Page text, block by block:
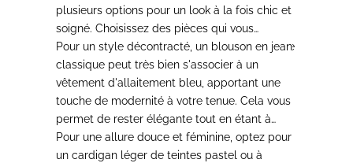
plusieurs options pour un look à la fois chic et
soigné. Choisissez des pièces qui vous
procurent confort et confiance tout au long de
la journée.
Pour un style décontracté, un blouson en jean
classique peut très bien s'associer à un
vêtement d'allaitement bleu, apportant une
touche de modernité à votre tenue. Cela vous
permet de rester élégante tout en étant à
l'aise lors d'occasions moins formelles.
Pour une allure douce et féminine, optez pour
un cardigan léger de teintes pastel ou à